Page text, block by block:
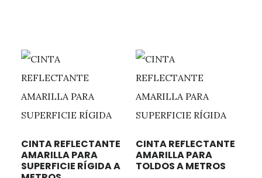
CINTA REFLECTANTE
AMARILLA PARA
SUPERFICIE RÍGIDA A
CINTA REFLECTANTE
AMARILLA PARA
TOLDOS A METROS